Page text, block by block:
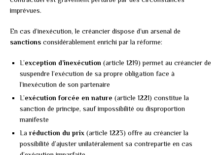
imprévues.
En cas d’inexécution, le créancier dispose d’un arsenal de
sanctions considérablement enrichi par la réforme:
L’exception d’inexécution (article 1219) permet au créancier de
suspendre l’exécution de sa propre obligation face à
l’inexécution de son partenaire
L’exécution forcée en nature (article 1221) constitue la
sanction de principe, sauf impossibilité ou disproportion
manifeste
La réduction du prix (article 1223) offre au créancier la
possibilité d’ajuster unilatéralement sa contrepartie en cas